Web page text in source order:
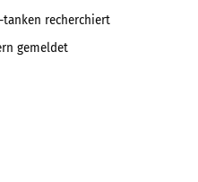
recherchiert
gemeldet